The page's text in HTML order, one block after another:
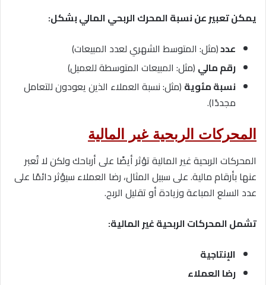
يمكن تعبير عن نسبة المحرك الربحي المالي بشكل:
عدد(مثل: المتوسط ​​الشهري لعدد المبيعات)
رقم مالي (مثل: المبيعات المتوسطة للعميل)
نسبة مئوية (مثل: نسبة العملاء الذين يعودون للتعامل
مجددًا).
المحركات الربحية غير المالية
المحركات الربحية غير المالية تؤثر أيضًا على أرباحك ولكن لا تُعبر
عنها بأرقام مالية. على سبيل المثال، رضا العملاء سيؤثر دائمًا على
عدد السلع المباعة وزيادة أو تقليل الربح.
تشمل المحركات الربحية غير المالية:
الإنتاجية
رضا العملاء